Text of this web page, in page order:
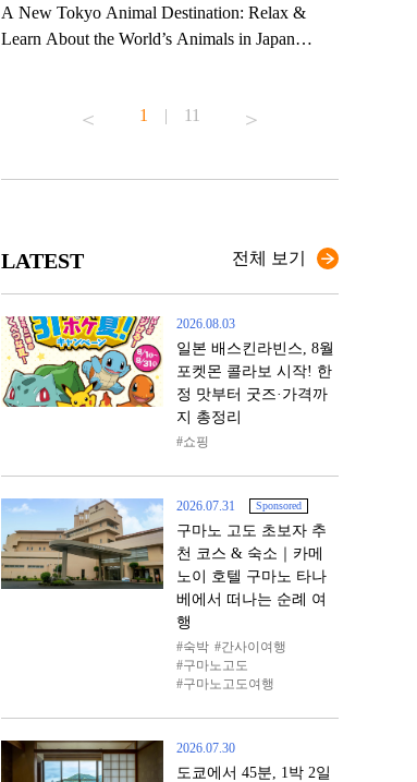
A New Tokyo Animal Destination: Relax &
Learn About the World’s Animals in Japan
#japantrip #카피바라 #애니터치 #아이와가볼
1 | 11
LATEST 전체 보기
2026.08.03
일본 배스킨라빈스, 8월
포켓몬 콜라보 시작! 한
정 맛부터 굿즈·가격까
지 총정리
쇼핑
2026.07.31 Sponsored
구마노 고도 초보자 추
천 코스 & 숙소｜카메
노이 호텔 구마노 타나
베에서 떠나는 순례 여
행
숙박
간사이여행
구마노고도
구마노고도여행
2026.07.30
도쿄에서 45분, 1박 2일